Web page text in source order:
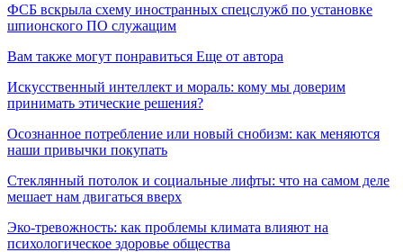
ФСБ вскрыла схему иностранных спецслужб по установке
шпионского ПО служащим
Вам также могут понравиться Еще от автора
Искусственный интеллект и мораль: кому мы доверим
принимать этические решения?
Осознанное потребление или новый снобизм: как меняются
наши привычки покупать
Стеклянный потолок и социальные лифты: что на самом деле
мешает нам двигаться вверх
Эко-тревожность: как проблемы климата влияют на
психологическое здоровье общества